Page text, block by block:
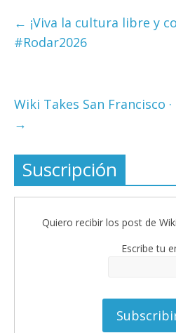
← ¡Viva la cultura libre y
#Rodar2026
Wiki Takes San Francisco
→
Suscripción
Quiero recibir los post de
Escribe tu